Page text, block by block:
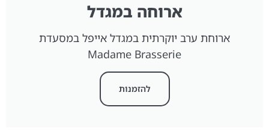
ארוחה במגדל
ארוחת ערב יוקרתית במגדל אייפל במסעדת
Madame Brasserie
להזמנות